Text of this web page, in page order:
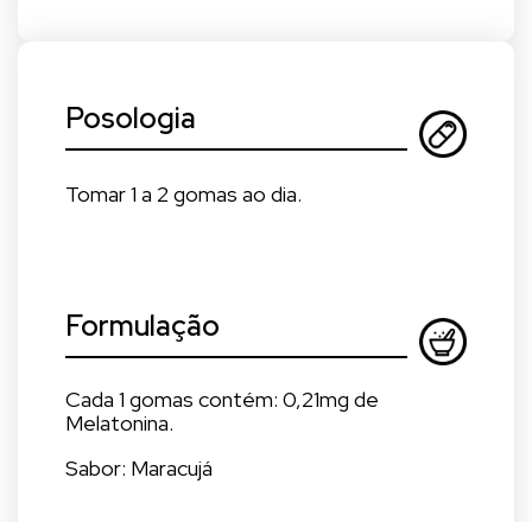
Posologia
Tomar 1 a 2 gomas ao dia.
Formulação
Cada 1 gomas contém: 0,21mg de
Melatonina.
Sabor: Maracujá